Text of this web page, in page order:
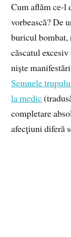
Cum aflăm ce-l
vorbească? De
buricul bombat,
căscatul
niște
Semnele
la medic
completare
afecţiuni diferă